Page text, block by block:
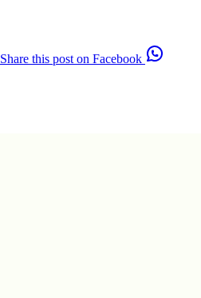
Share this post on Facebook